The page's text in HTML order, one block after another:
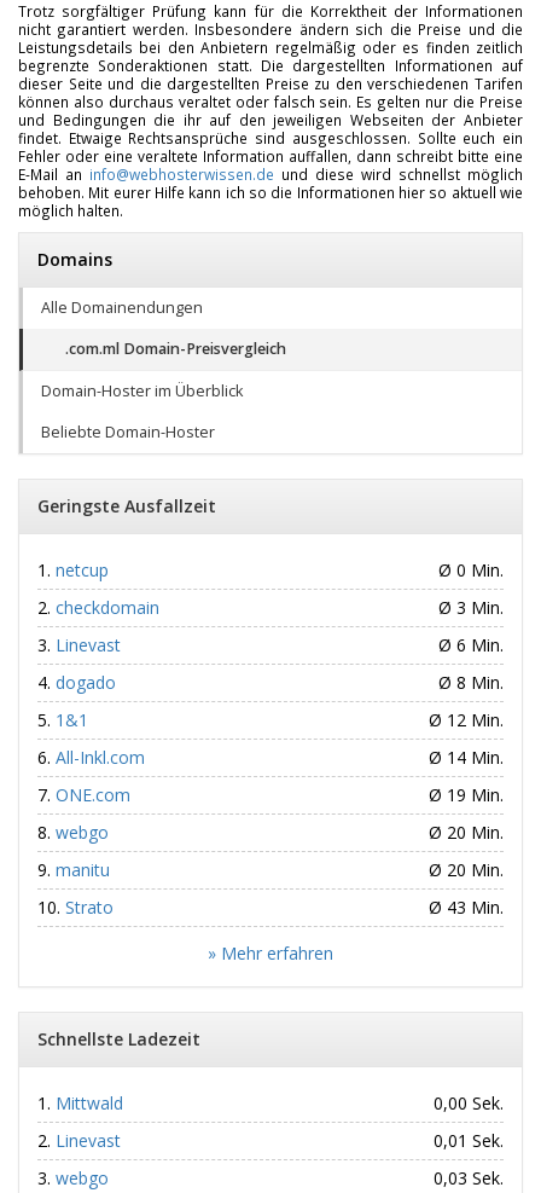
Trotz sorgfältiger Prüfung kann für die Korrektheit der Informationen
nicht garantiert werden. Insbesondere ändern sich die Preise und die
Leistungsdetails bei den Anbietern regelmäßig oder es finden zeitlich
begrenzte Sonderaktionen statt. Die dargestellten Informationen auf
dieser Seite und die dargestellten Preise zu den verschiedenen Tarifen
können also durchaus veraltet oder falsch sein. Es gelten nur die Preise
und Bedingungen die ihr auf den jeweiligen Webseiten der Anbieter
findet. Etwaige Rechtsansprüche sind ausgeschlossen. Sollte euch ein
Fehler oder eine veraltete Information auffallen, dann schreibt bitte eine
E-Mail an info@webhosterwissen.de und diese wird schnellst möglich
behoben. Mit eurer Hilfe kann ich so die Informationen hier so aktuell wie
möglich halten.
Domains
Alle Domainendungen
.com.ml Domain-Preisvergleich
Domain-Hoster im Überblick
Beliebte Domain-Hoster
Geringste Ausfallzeit
netcup
Ø 0 Min.
checkdomain
Ø 3 Min.
Linevast
Ø 6 Min.
dogado
Ø 8 Min.
1&1
Ø 12 Min.
All-Inkl.com
Ø 14 Min.
ONE.com
Ø 19 Min.
webgo
Ø 20 Min.
manitu
Ø 20 Min.
Strato
Ø 43 Min.
» Mehr erfahren
Schnellste Ladezeit
Mittwald
0,00 Sek.
Linevast
0,01 Sek.
webgo
0,03 Sek.